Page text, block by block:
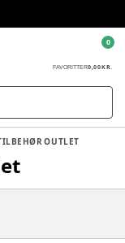
FAVORITTER0,00 KR.
0
OUTLET